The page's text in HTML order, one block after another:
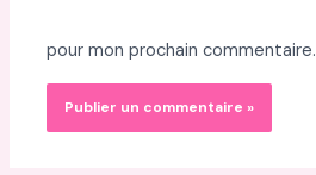
pour mon prochain commentaire.